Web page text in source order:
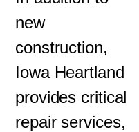
new
construction,
Iowa Heartland
provides critical
repair services,